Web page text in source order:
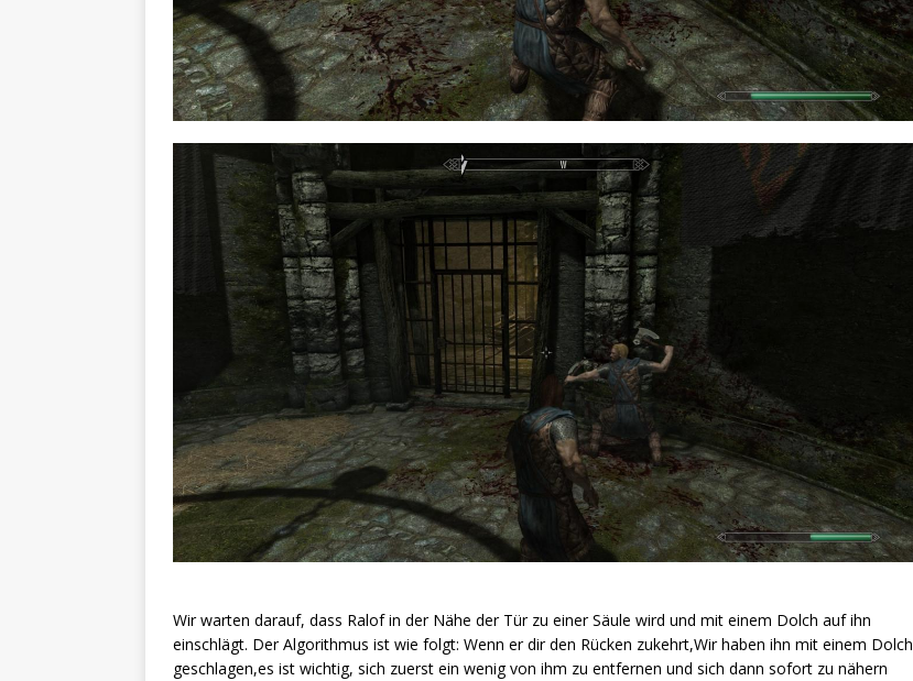
Wir warten darauf, dass Ralof in der Nähe der Tür zu einer Säule wird und mit einem Dolch auf ihn
einschlägt. Der Algorithmus ist wie folgt: Wenn er dir den Rücken zukehrt,Wir haben ihn mit einem Dolch
geschlagen,es ist wichtig, sich zuerst ein wenig von ihm zu entfernen und sich dann sofort zu nähern